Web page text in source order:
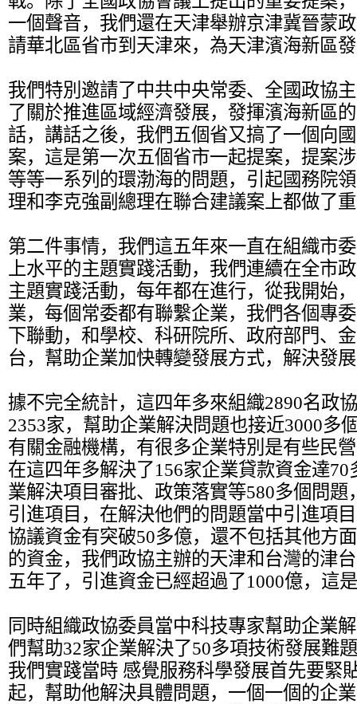
一個聲音，我們還在天津舉辦京津冀晉蒙
請華北區省市到天津來，為天津濱海新區
我們特別邀請了中共中央常委、全國政協
了關於推進區域經濟發展，發揮濱海新區
話，講話之後，我們五個省又搞了一個向
案，這是第一次五個省市一起提案，提案
等等一系列的環渤海的問題，引起國務院
理和李克強副總理在聯合建議案上都做了
第二件事情，我們這五年來一直在組織市
上水平的主題實踐活動，我們連續在全市
主題實踐活動，每年都在進行，從我開始
業，每個常委都有聯繫企業，我們各個專
下聯動，和學校、科研院所、政府部門、
台，幫助企業加快轉變發展方式，解決發
據不完全統計，這四年多來組織2890名政
2353家，幫助企業解決問題也接近3000多
有關金融機構，有很多企業特別是有些民
在這四年多解決了156家企業貸款資金達70
業解決項目審批、政策落實等580多個問
引進項目，在解決他們的問題當中引進項
協議資金有突破50多億，還不包括其他方
的資金，我們政協主辦的天津和台灣的津
五年了，引進資金已經超過了1000億，這
同時組織政協委員當中科技專家幫助企業
們幫助32家企業解決了50多項技術發展難
我們實踐當時 感覺服務科學發展首先要緊
起，幫助他解決具體問題，一個一個的企